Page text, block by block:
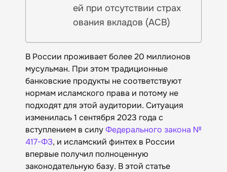
ей при отсутствии страх
ования вкладов (АСВ)
В России проживает более 20 миллионов
мусульман. При этом традиционные
банковские продукты не соответствуют
нормам исламского права и потому не
подходят для этой аудитории. Ситуация
изменилась 1 сентября 2023 года с
вступлением в силуФедерального закона №
417-ФЗ, и исламский финтех в России
впервые получил полноценную
законодательную базу. В этой статье